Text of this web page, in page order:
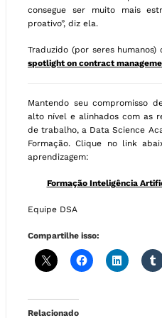
consegue ser muito mais
proativo”, diz ela.
Traduzido (por seres humanos)
spotlight on contract
Mantendo seu compromisso
alto nível e alinhados com as
de trabalho, a Data Science
Formação. Clique no link
aprendizagem:
Formação Inteligência
Equipe DSA
Compartilhe isso:
Relacionado